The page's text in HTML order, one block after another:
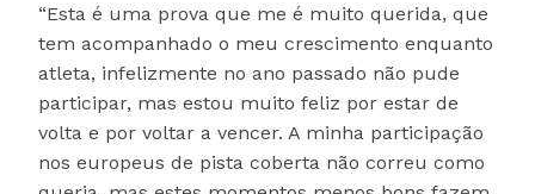
“Esta é uma prova que me é muito querida, que
tem acompanhado o meu crescimento enquanto
atleta, infelizmente no ano passado não pude
participar, mas estou muito feliz por estar de
volta e por voltar a vencer. A minha participação
nos europeus de pista coberta não correu como